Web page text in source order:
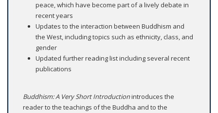
peace, which have become part of a lively debate in
recent years
Updates to the interaction between Buddhism and
the West, including topics such as ethnicity, class, and
gender
Updated further reading list including several recent
publications
Buddhism: A Very Short Introductionintroduces the
reader to the teachings of the Buddha and to the